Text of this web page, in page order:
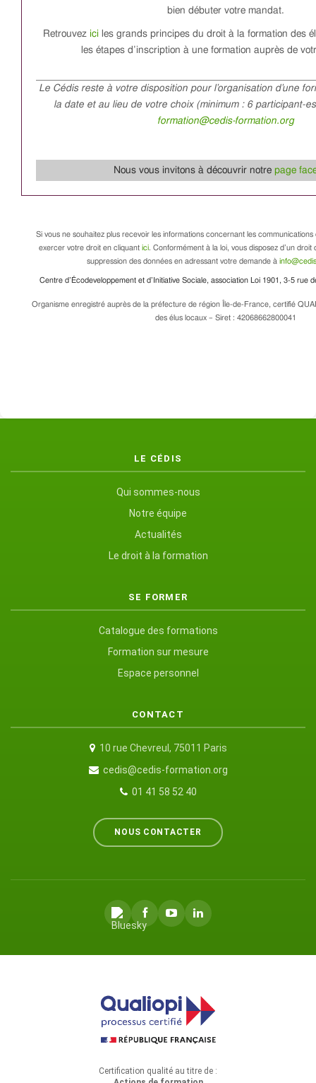
bien débuter votre mandat.
Retrouvez ici les grands principes du droit à la formation des
les étapes d’inscription à une formation auprès de
Le Cédis reste à votre disposition pour l’organisation d’une
la date et au lieu de votre choix (minimum : 6 participant-
formation@cedis-formation.org
Nous vous invitons à découvrir notre page
Si vous ne souhaitez plus recevoir les informations concernant les communications
exercer votre droit en cliquant ici. Conformément à la loi, vous disposez d’un droit
suppression des données en adressant votre demande à
Centre d’Écodeveloppement et d’Initiative Sociale, association Loi 1901, 3-5 rue
Organisme enregistré auprès de la préfecture de région Île-de-France, certifié
des élus locaux – Siret : 42068662800041
LE CÉDIS
Qui sommes-nous
Notre équipe
Actualités
Le droit à la formation
SE FORMER
Catalogue des formations
Formation sur mesure
Espace personnel
CONTACT
10 rue Chevreul, 75011 Paris
cedis@cedis-formation.org
01 41 58 52 40
NOUS CONTACTER
Certification qualité au titre de :